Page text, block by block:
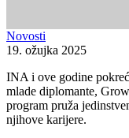
Novosti
19. ožujka 2025
INA i ove godine
mlade diplomante,
program pruža
njihove karijere.